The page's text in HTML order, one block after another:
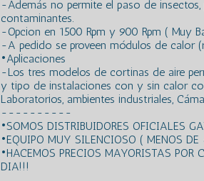
-Además no permite el paso de
contaminantes.
-Opcion en 1500 Rpm y 900 Rpm ( Muy
-A pedido se proveen módulos de calor
•Aplicaciones
-Los tres modelos de cortinas de aire
y tipo de instalaciones con y sin calor
Laboratorios, ambientes industriales,
----------
•SOMOS DISTRIBUIDORES OFICIALES
•EQUIPO MUY SILENCIOSO ( MENOS
•HACEMOS PRECIOS MAYORISTAS
DIA!!!